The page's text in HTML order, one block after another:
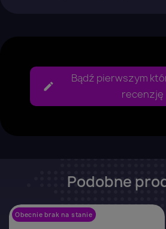
Bądź pierwszym
recenzję
Podobne
Obecnie brak na stanie